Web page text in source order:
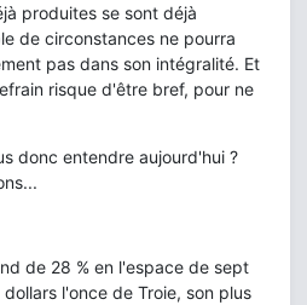
produites se sont déjà
de circonstances ne pourra
pas dans son intégralité. Et
risque d'être bref, pour ne
donc entendre aujourd'hui ?
de 28 % en l'espace de sept
l'once de Troie, son plus